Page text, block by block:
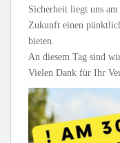
Sicherheit liegt uns
Zukunft einen
bieten.
An diesem Tag sind
Vielen Dank für Ihr